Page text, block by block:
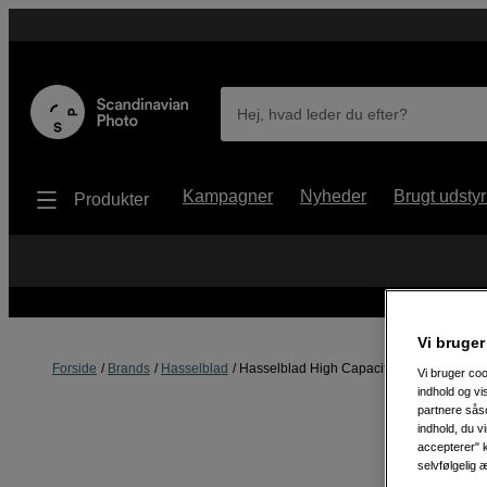
Hej, hvad leder du efter?
Produkter Kampagner Nyheder Brugt
Forside Brands Hasselblad Hasselblad High Capacity Li-ion Battery
Vi
Vi bruger
indhold og
partnere
indhold, du
accepterer"
selvfølgelig